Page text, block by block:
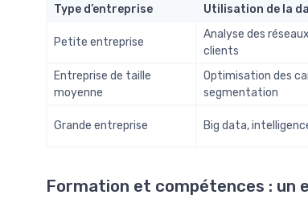
Type d’entreprise Utilisation de la
Petite entreprise
Analyse des
clients
Entreprise de taille
moyenne
Optimisation des
segmentation
Grande entreprise Big data,
Formation et compétences : un